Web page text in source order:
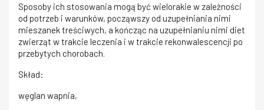
Sposoby ich stosowania mogą być wielorakie w zależności
od potrzeb i warunków, począwszy od uzupełniania nimi
mieszanek treściwych, a kończąc na uzupełnianiu nimi diet
zwierząt w trakcie leczenia i w trakcie rekonwalescencji po
przebytych chorobach.
Skład:
węglan wapnia,